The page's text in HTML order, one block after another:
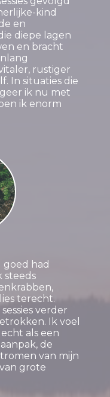
kind
en
diepe lagen
en bracht
rustiger
In situaties die
ik nu met
ik enorm
goed had
steeds
terecht.
verder
Ik voel
als een
de
van mijn
grote